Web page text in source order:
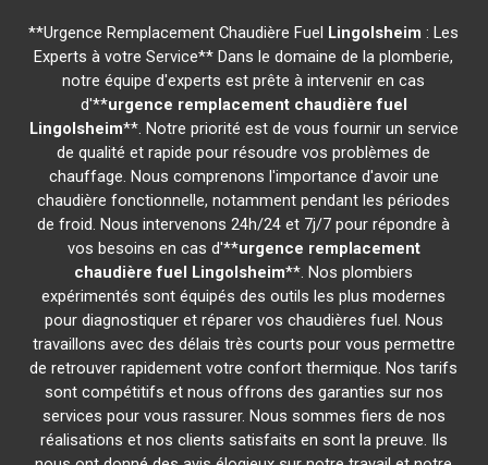
**Urgence Remplacement Chaudière Fuel Lingolsheim : Les
Experts à votre Service** Dans le domaine de la plomberie,
notre équipe d'experts est prête à intervenir en cas
d'**urgence remplacement chaudière fuel
Lingolsheim**. Notre priorité est de vous fournir un service
de qualité et rapide pour résoudre vos problèmes de
chauffage. Nous comprenons l'importance d'avoir une
chaudière fonctionnelle, notamment pendant les périodes
de froid. Nous intervenons 24h/24 et 7j/7 pour répondre à
vos besoins en cas d'**urgence remplacement
chaudière fuel Lingolsheim**. Nos plombiers
expérimentés sont équipés des outils les plus modernes
pour diagnostiquer et réparer vos chaudières fuel. Nous
travaillons avec des délais très courts pour vous permettre
de retrouver rapidement votre confort thermique. Nos tarifs
sont compétitifs et nous offrons des garanties sur nos
services pour vous rassurer. Nous sommes fiers de nos
réalisations et nos clients satisfaits en sont la preuve. Ils